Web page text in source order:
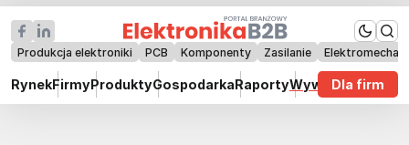
Produkcja elektroniki PCB Komponenty Zasilanie
RynekFirmyProduktyGospodarkaRaportyWywiadyDla firm